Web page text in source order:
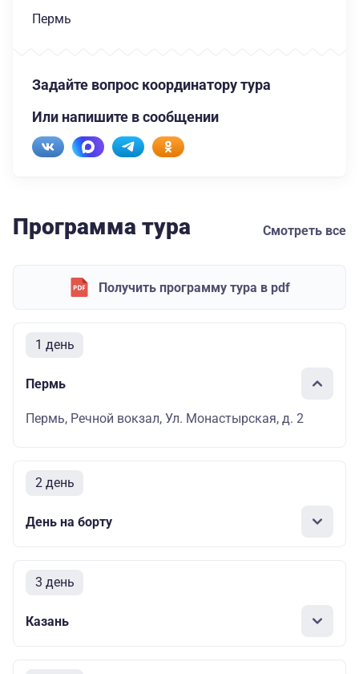
Пермь
Задайте вопрос координатору тура
Или напишите в сообщении
Программа тура Смотреть все
Получить программу тура в pdf
1 день
Пермь
Пермь, Речной вокзал, Ул. Монастырская, д. 2
2 день
День на борту
3 день
Казань